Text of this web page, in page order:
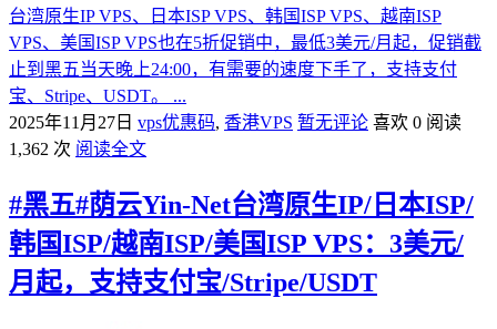
台湾原生IP VPS、日本ISP VPS、韩国ISP VPS、越南ISP
VPS、美国ISP VPS也在5折促销中，最低3美元/月起，促销截
止到黑五当天晚上24:00，有需要的速度下手了，支持支付
宝、Stripe、USDT。 ...
2025年11月27日 vps优惠码, 香港VPS 暂无评论 喜欢 0 阅读
1,362 次 阅读全文
#黑五#荫云Yin-Net台湾原生IP/日本ISP/
韩国ISP/越南ISP/美国ISP VPS：3美元/
月起，支持支付宝/Stripe/USDT